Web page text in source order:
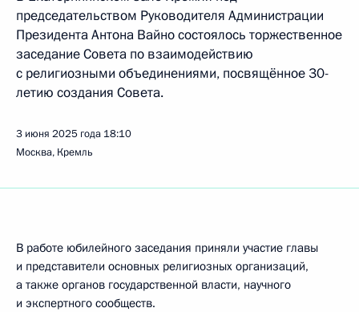
председательством Руководителя Администрации
Президента Антона Вайно состоялось торжественное
заседание Совета по взаимодействию
с религиозными объединениями, посвящённое 30-
летию создания Совета.
3 июня 2025 года 18:10
Москва, Кремль
В работе юбилейного заседания приняли участие главы
и представители основных религиозных организаций,
а также органов государственной власти, научного
и экспертного сообществ.